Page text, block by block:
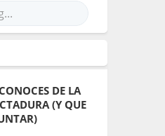
DE LA
(Y QUE